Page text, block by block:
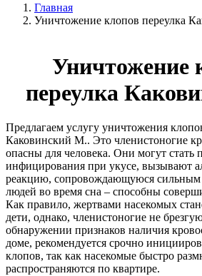
Главная
Уничтожение клопов переулка
Уничтожение
переулка
Предлагаем услугу уничтожения
Каковинский М.. Это членистоногие
опасны для человека. Они могут стать
инфицирования при укусе, вызывают
реакцию, сопровождающуюся
людей во время сна – способны
Как правило, жертвами насекомых
дети, однако, членистоногие не
обнаружении признаков наличия
доме, рекомендуется срочно
клопов, так как насекомые быстро
распространяются по квартире.